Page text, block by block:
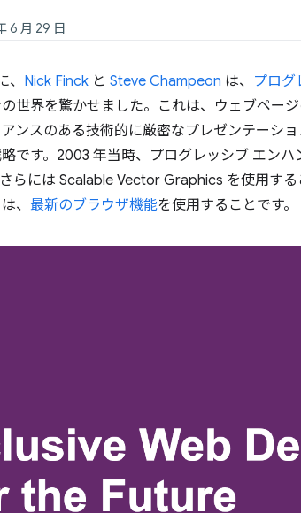
6 月 29 日
Nick Finck と Steve Champeon は、 プログ
世界を驚かせました。これは、ウェブペー
ンスのある技術的に厳密なプレゼンテーシ
です。2003 年当時、プログレッシブ エン
らには Scalable Vector Graphics を使用す
、 最新のブラウザ機能を使用することです。